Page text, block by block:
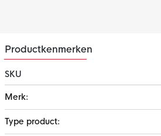
Productkenmerken
SKU
informatie